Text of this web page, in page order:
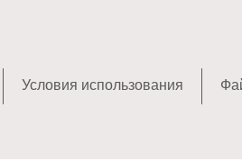
Условия использования